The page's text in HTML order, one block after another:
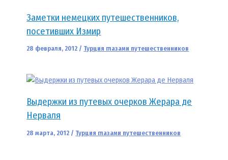
Заметки немецких путешественников,
посетивших Измир
28 февраля, 2012 / Турция глазами путешественников
Выдержки из путевых очерков Жерара де
Нерваля
28 марта, 2012 / Турция глазами путешественников